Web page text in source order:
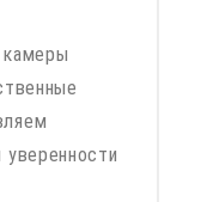
камеры